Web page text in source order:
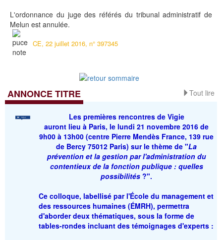
L'ordonnance du juge des référés du tribunal administratif de
Melun est annulée.
CE, 22 juillet 2016, n° 397345
Tout lire
ANNONCE TITRE
Les premières rencontres de Vigie
auront lieu à Paris, le lundi 21 novembre 2016 de
9h00 à 13h00 (centre Pierre Mendès France, 139 rue
de Bercy 75012 Paris) sur le thème de "La
prévention et la gestion par l'administration du
contentieux de la fonction publique : quelles
possibilités ?".
Ce colloque, labellisé par l'École du management et
des ressources humaines (ÉMRH), permettra
d'aborder deux thématiques, sous la forme de
tables-rondes incluant des témoignages d'experts :